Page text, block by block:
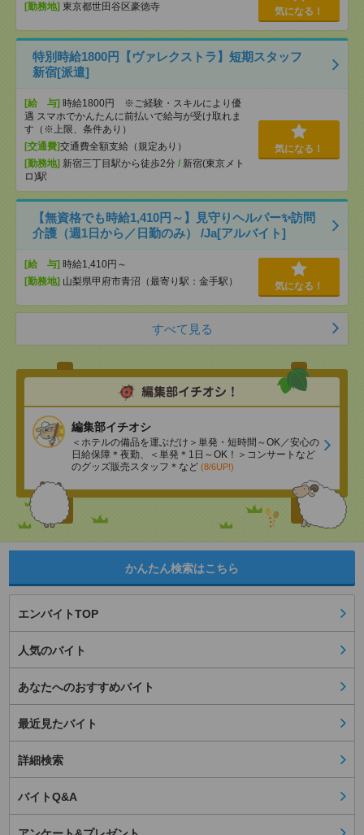
[勤務地] 東京都世田谷区豪徳寺 気になる！
特別時給1800円【ヴァレクストラ】短期スタッフ
新宿[派遣]
[給 与] 時給1800円 ※ご経験・スキルにより優
遇 スマホでかんたんに前払いで給与が受け取れま
す（※上限、条件あり）
[交通費]交通費全額支給（規定あり）
[勤務地] 新宿三丁目駅から徒歩2分 / 新宿(東京メト
ロ)駅
気になる！
【無資格でも時給1,410円～】見守りヘルパー✨訪問
介護（週1日から／日勤のみ） /Ja[アルバイト]
[給 与] 時給1,410円～
[勤務地] 山梨県甲府市青沼（最寄り駅：金手駅） 気になる！
すべて見る
編集部イチオシ
＜ホテルの備品を運ぶだけ＞単発・短時間～OK／安心の
日給保障＊夜勤、＜単発＊1日～OK！＞コンサートなど
のグッズ販売スタッフ＊など (8/6UP!)
かんたん検索はこちら
エンバイトTOP
人気のバイト
あなたへのおすすめバイト
最近見たバイト
詳細検索
バイトQ&A